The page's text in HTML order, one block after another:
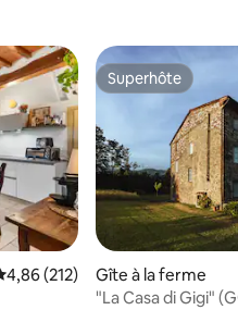
: 4,85 sur 5
moyenne sur la base
4,86 (212)
Superhôte
Superhôte
Gîte à la ferme
"La Casa di Gigi"